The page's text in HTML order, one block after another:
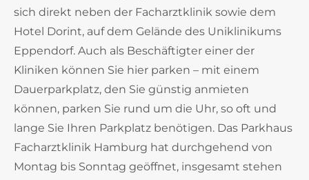
sich direkt neben der Facharztklinik sowie dem
Hotel Dorint, auf dem Gelände des Uniklinikums
Eppendorf. Auch als Beschäftigter einer der
Kliniken können Sie hier parken – mit einem
Dauerparkplatz, den Sie günstig anmieten
können, parken Sie rund um die Uhr, so oft und
lange Sie Ihren Parkplatz benötigen. Das Parkhaus
Facharztklinik Hamburg hat durchgehend von
Montag bis Sonntag geöffnet, insgesamt stehen